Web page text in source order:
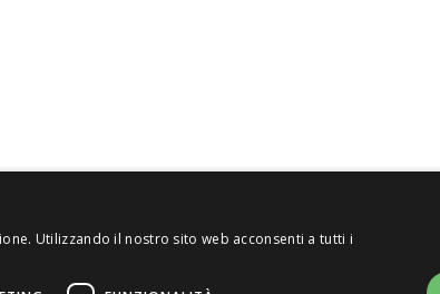
Utilizzando il nostro sito web acconsenti a tutti i